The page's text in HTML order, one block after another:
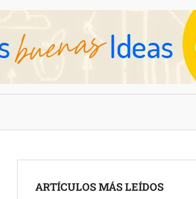
ARTÍCULOS MÁS LEÍDOS